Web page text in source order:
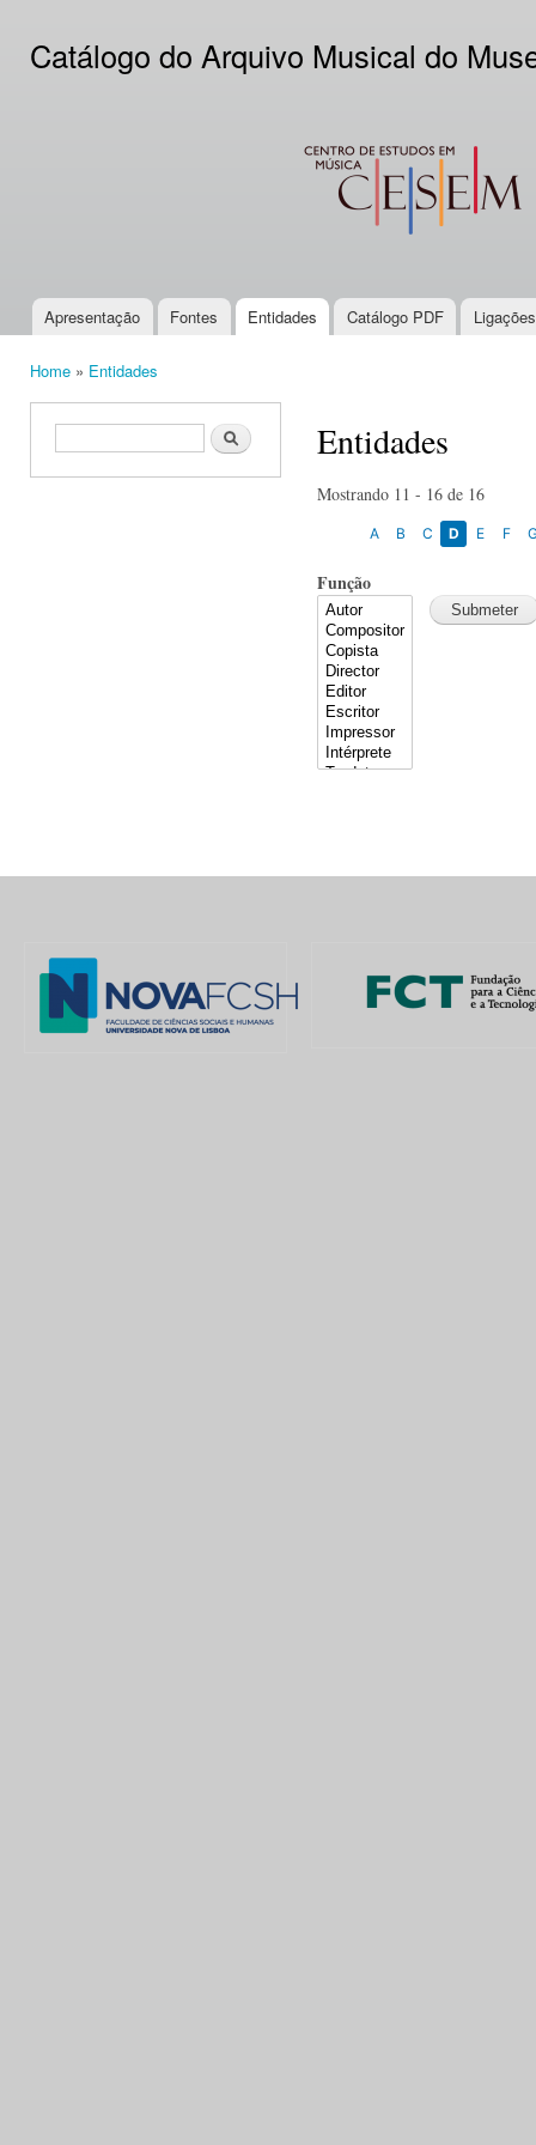
Catálogo do Arquivo Musical do
CESEM
Main menu
Apresentação Fontes Entidades Catálogo PDF
Home » Entidades
Search form Search Entidades
Mostrando 11 - 16 de 16
A B C D E F
Função